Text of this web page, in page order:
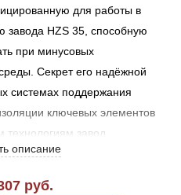
для работы в
завода HZS 35, способную
при минусовых
Секрет его надёжной
системах поддержания
ключевых элементов
технологиям завод
качества выпускаемой
описание
руб.